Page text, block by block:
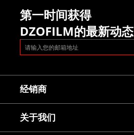
第一时间获得
DZOFILM的最新动态
经销商
关于我们